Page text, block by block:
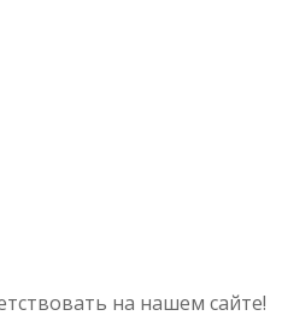
на нашем сайте!